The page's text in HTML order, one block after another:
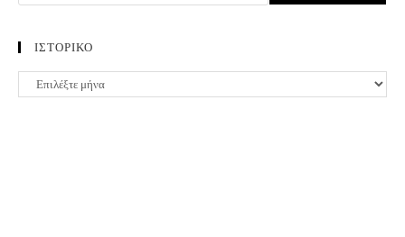
ΙΣΤΟΡΙΚΟ
ΙΣΤΟΡΙΚΟ